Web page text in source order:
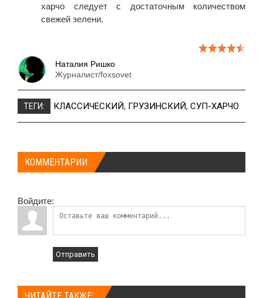
харчо следует с достаточным количеством
свежей зелени.
Наталия Ришко
Журналист/foxsovet
ТЕГИ: КЛАССИЧЕСКИЙ, ГРУЗИНСКИЙ, СУП-ХАРЧО
КОММЕНТАРИИ
Войдите:
Отправить
ЧИТАЙТЕ ТАКЖЕ: